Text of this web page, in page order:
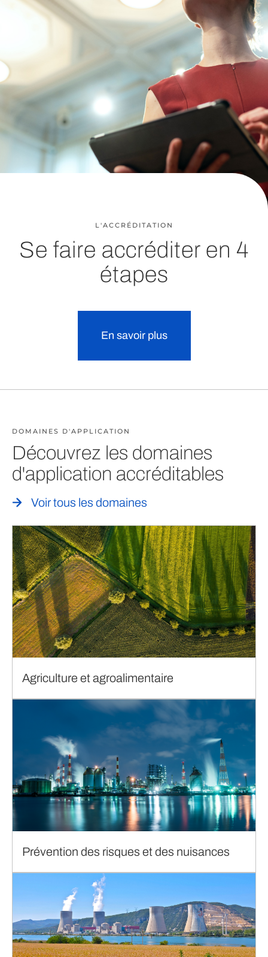
L'ACCRÉDITATION
Se faire accréditer en 4
étapes
En savoir plus
DOMAINES D'APPLICATION
Découvrez les domaines
d'application accréditables
Voir tous les domaines
Agriculture et agroalimentaire
Prévention des risques et des nuisances